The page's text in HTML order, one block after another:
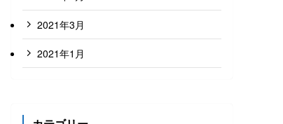
2021年3月
2021年1月